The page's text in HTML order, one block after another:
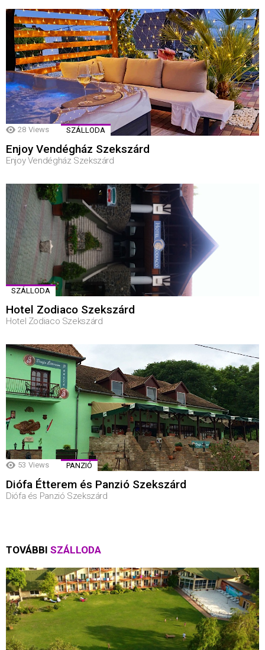
28 Views SZÁLLODA
Enjoy Vendégház Szekszárd
Enjoy Vendégház Szekszárd
SZÁLLODA
Hotel Zodiaco Szekszárd
Hotel Zodiaco Szekszárd
53 Views PANZIÓ
Diófa Étterem és Panzió Szekszárd
Diófa és Panzió Szekszárd
TOVÁBBI SZÁLLODA